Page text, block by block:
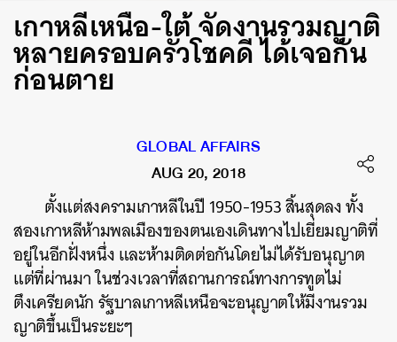
เกาหลีเหนือ-ใต้ จัดงานรวมญาติ
หลายครอบครัวโชคดี ได้เจอกัน
ก่อนตาย
GLOBAL AFFAIRS
AUG 20, 2018
ตั้งแต่สงครามเกาหลีในปี 1950-1953 สิ้นสุดลง ทั้ง
สองเกาหลีห้ามพลเมืองของตนเองเดินทางไปเยี่ยมญาติที่
อยู่ในอีกฝั่งหนึ่ง และห้ามติดต่อกันโดยไม่ได้รับอนุญาต
แต่ที่ผ่านมา ในช่วงเวลาที่สถานการณ์ทางการทูตไม่
ตึงเครียดนัก รัฐบาลเกาหลีเหนือจะอนุญาตให้มีงานรวม
ญาติขึ้นเป็นระยะๆ